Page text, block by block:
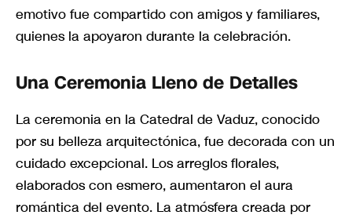
emotivo fue compartido con amigos y familiares,
quienes la apoyaron durante la celebración.
Una Ceremonia Lleno de Detalles
La ceremonia en la Catedral de Vaduz, conocido
por su belleza arquitectónica, fue decorada con un
cuidado excepcional. Los arreglos florales,
elaborados con esmero, aumentaron el aura
romántica del evento. La atmósfera creada por